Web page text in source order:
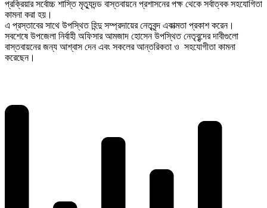
প্রক্রিয়ার সর্বোচ্চ শাস্তি মৃত্যুদন্ড বাস্তবায়নে প্রশাসনের পক্ষ থেকে সর্বাত্বক সহযোগিতা
কামনা করা হয়।
এ প্রস্তাবের সাথে উপস্থিত হিন্দু সম্প্রদায়ের নেতৃবৃন্দ একাত্মতা প্রকাশ করেন।
সবশেষে উপজেলা নির্বাহী অফিসার আমজাদ হোসেন উপস্থিত নেতৃবৃন্দের দাবীগুলো
বাস্তবায়নের জন্য আশ্বাস দেন এবং সকলের আন্তরিকতা ও সহযোগীতা কামনা
করেছেন।